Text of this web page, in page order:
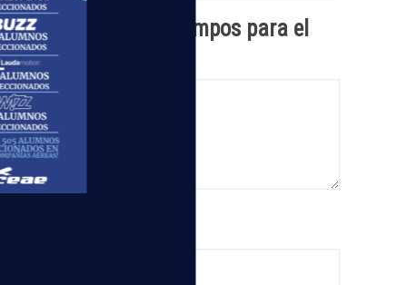
corren buenos tiempos para el